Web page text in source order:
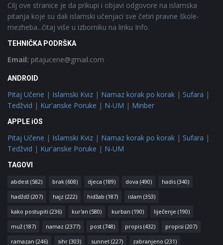
Cilj ove stranice je da prikupi i objavi odgovore na islamska
pitanja koje su dali islamski učenjaci sve četiri pravne škole-
mezheba...čitaj više u izborniku na linku Info.
TEHNIČKA PODRŠKA
Email: pitajucene@gmail.com
ANDROID
Pitaj Učene | Islamski Kviz | Namaz korak po korak | Sufara |
Tedžvid | Kur'anske Poruke | N-UM | Minber
APPLE iOS
Pitaj Učene | Islamski Kviz | Namaz korak po korak | Sufara |
Tedžvid | Kur'anske Poruke | N-UM
TAGOVI
abdest (582) brak (608) djeca (189) dova (490) hadis (340)
hadždž (207) hajz (222) hidžab (187) islam (353)
kako postupiti (236) kur'an (580) kurban (190) liječenje (190)
muž (187) namaz (2377) post (748) propis (432) propisi (207)
ramazan (246) sihr (303) sunnet (227) zabranjeno (231)